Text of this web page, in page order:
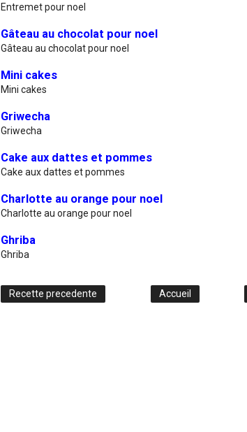
Entremet pour noel
Gâteau au chocolat pour noel
Gâteau au chocolat pour noel
Mini cakes
Mini cakes
Griwecha
Griwecha
Cake aux dattes et pommes
Cake aux dattes et pommes
Charlotte au orange pour noel
Charlotte au orange pour noel
Ghriba
Ghriba
Recette precedente Accueil